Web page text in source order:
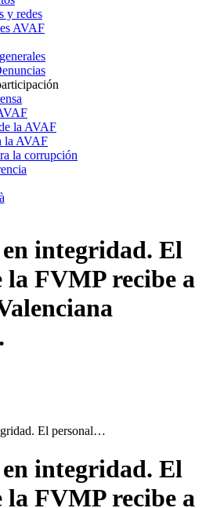
y redes
AVAF
la AVAF
la AVAF
la corrupción
integridad. El
la FVMP recibe a
El personal…
integridad. El
la FVMP recibe a